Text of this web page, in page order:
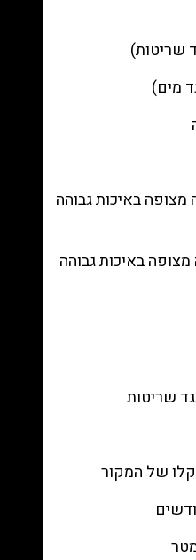
שריטות)
316 נירוסטה מצופה באיכות גבוהה
נירוסטה מצופה באיכות גבוהה
שריטות
של המקור